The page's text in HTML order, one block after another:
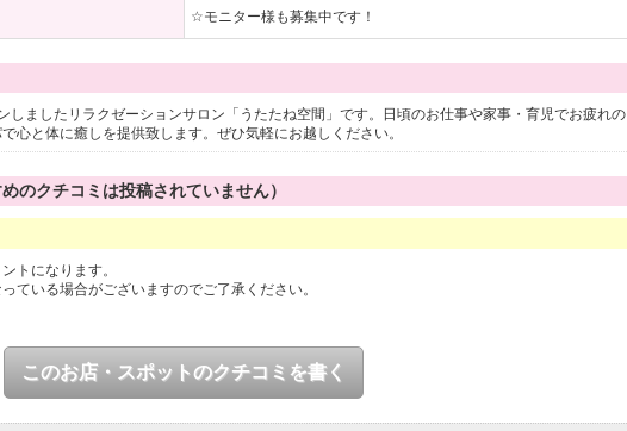
☆モニター様も募集中です！
しましたリラクゼーションサロン「うたたね空間」です。日頃のお仕事や家事・育児でお疲れの
心と体に癒しを提供致します。ぜひ気軽にお越しください。
のクチコミは投稿されていません）
トになります。
ている場合がございますのでご了承ください。
このお店・スポットのクチコミを書く